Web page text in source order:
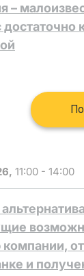
–
достаточно
11:00 - 14:00
компании,
и